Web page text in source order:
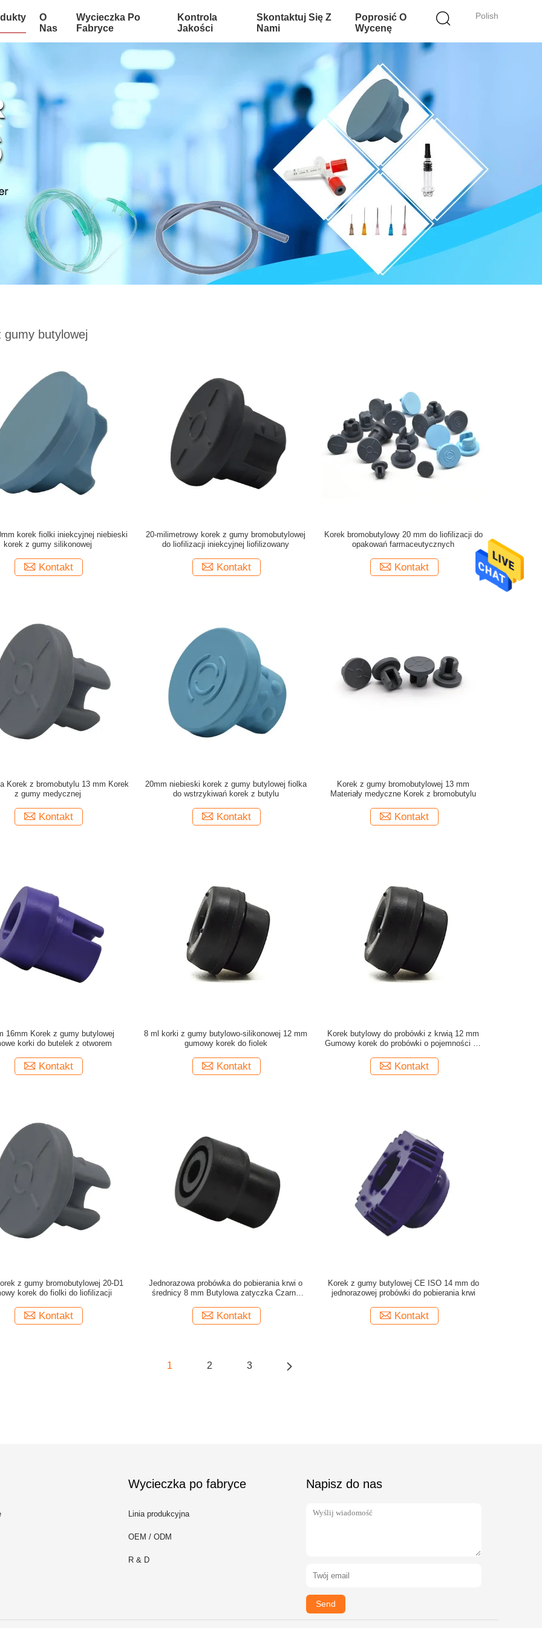
Polish
O
Nas
Wycieczka Po
Fabryce
Kontrola
Jakości
Skontaktuj Się Z
Nami
Poprosić O
Wycenę
gumy butylowej
korek fiolki iniekcyjnej niebieski
korek z gumy silikonowej
Kontakt
20-milimetrowy korek z gumy bromobutylowej
do liofilizacji iniekcyjnej liofilizowany
Kontakt
Korek bromobutylowy 20 mm do liofilizacji do
opakowań farmaceutycznych
Kontakt
Korek z bromobutylu 13 mm Korek
z gumy medycznej
Kontakt
20mm niebieski korek z gumy butylowej fiolka
do wstrzykiwań korek z butylu
Kontakt
Korek z gumy bromobutylowej 13 mm
Materiały medyczne Korek z bromobutylu
Kontakt
16mm Korek z gumy butylowej
korki do butelek z otworem
Kontakt
8 ml korki z gumy butylowo-silikonowej 12 mm
gumowy korek do fiolek
Kontakt
Korek butylowy do probówki z krwią 12 mm
Gumowy korek do probówki o pojemności 12
Kontakt
z gumy bromobutylowej 20-D1
korek do fiolki do liofilizacji
Kontakt
Jednorazowa probówka do pobierania krwi o
średnicy 8 mm Butylowa zatyczka Czarny
Kontakt
Korek z gumy butylowej CE ISO 14 mm do
jednorazowej probówki do pobierania krwi
Kontakt
1 2 3
Wycieczka po fabryce
Linia produkcyjna
OEM / ODM
R & D
Napisz do nas
Send